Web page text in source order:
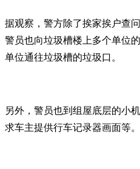
据观察，警方除了挨家挨户查
警员也向垃圾槽楼上多个单位
单位通往垃圾槽的垃圾口。
另外，警员也到组屋底层的小
求车主提供行车记录器画面等。